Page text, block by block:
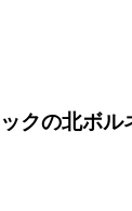
クの北ボル